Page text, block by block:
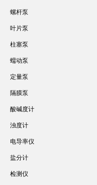
螺杆泵
叶片泵
柱塞泵
蠕动泵
定量泵
隔膜泵
酸碱度计
浊度计
电导率仪
盐分计
检测仪